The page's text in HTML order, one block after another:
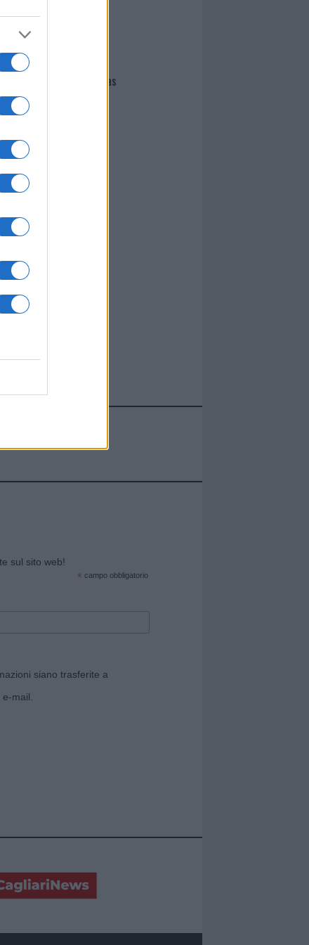
I nostri cari
Giovannimaria Cabras
sul sito web!
* campo obbligatorio
siano trasferite a
mail.